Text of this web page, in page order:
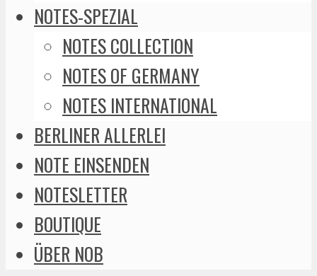
NOTES-SPEZIAL
NOTES COLLECTION
NOTES OF GERMANY
NOTES INTERNATIONAL
BERLINER ALLERLEI
NOTE EINSENDEN
NOTESLETTER
BOUTIQUE
ÜBER NOB